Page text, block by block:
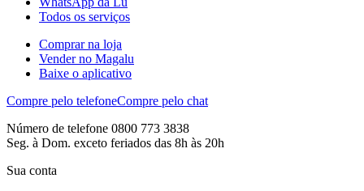
Todos os serviços
Comprar na loja
Vender no Magalu
Baixe o aplicativo
Compre pelo telefoneCompre pelo chat
Número de telefone 0800 773 3838
Seg. à Dom. exceto feriados das 8h às 20h
Sua conta